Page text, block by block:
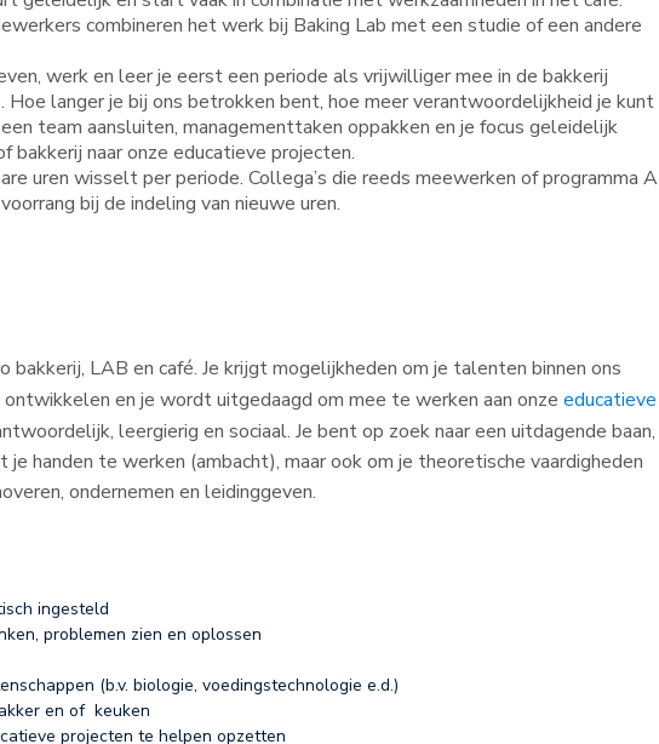
combineren het werk bij Baking Lab met een studie of een andere
werk en leer je eerst een periode als vrijwilliger mee in de bakkerij
Hoe langer je bij ons betrokken bent, hoe meer verantwoordelijkheid je kunt
team aansluiten, managementtaken oppakken en je focus geleidelijk
bakkerij naar onze educatieve projecten.
uren wisselt per periode. Collega’s die reeds meewerken of programma A
bij de indeling van nieuwe uren.
bakkerij, LAB en café. Je krijgt mogelijkheden om je talenten binnen ons
en je wordt uitgedaagd om mee te werken aan onze educatieve
leergierig en sociaal. Je bent op zoek naar een uitdagende baan,
handen te werken (ambacht), maar ook om je theoretische vaardigheden
ondernemen en leidinggeven.
ingesteld
problemen zien en oplossen
(b.v. biologie, voedingstechnologie e.d.)
en of keuken
projecten te helpen opzetten